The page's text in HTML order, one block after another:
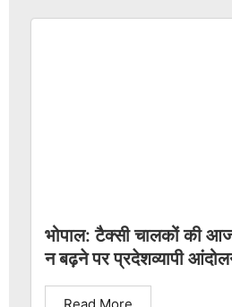
भोपाल: टैक्सी चालकों की
न बढ़ने पर प्रदेशव्यापी